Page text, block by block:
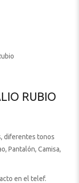
RUBIO
diferentes tonos
Pantalón, Camisa,
en el telef.